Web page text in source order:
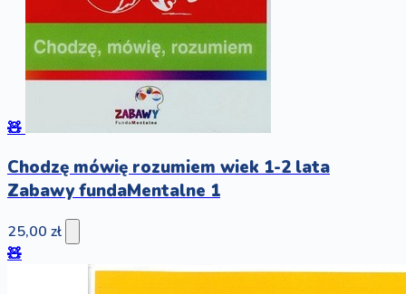
🧸
Chodzę mówię rozumiem wiek 1-2 lata
Zabawy fundaMentalne 1
25,00 zł
🧸